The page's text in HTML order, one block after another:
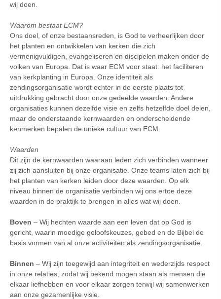
wij doen.
Waarom bestaat ECM?
Ons doel, of onze bestaansreden, is God te verheerlijken door
het planten en ontwikkelen van kerken die zich
vermenigvuldigen, evangeliseren en discipelen maken onder de
volken van Europa. Dat is waar ECM voor staat: het faciliteren
van kerkplanting in Europa. Onze identiteit als
zendingsorganisatie wordt echter in de eerste plaats tot
uitdrukking gebracht door onze gedeelde waarden. Andere
organisaties kunnen dezelfde visie en zelfs hetzelfde doel delen,
maar de onderstaande kernwaarden en onderscheidende
kenmerken bepalen de unieke cultuur van ECM.
Waarden
Dit zijn de kernwaarden waaraan leden zich verbinden wanneer
zij zich aansluiten bij onze organisatie. Onze teams laten zich bij
het planten van kerken leiden door deze waarden. Op elk
niveau binnen de organisatie verbinden wij ons ertoe deze
waarden in de praktijk te brengen in alles wat wij doen.
Boven – Wij hechten waarde aan een leven dat op God is
gericht, waarin moedige geloofskeuzes, gebed en de Bijbel de
basis vormen van al onze activiteiten als zendingsorganisatie.
Binnen – Wij zijn toegewijd aan integriteit en wederzijds respect
in onze relaties, zodat wij bekend mogen staan als mensen die
elkaar liefhebben en voor elkaar zorgen terwijl wij samenwerken
aan onze gezamenlijke visie.